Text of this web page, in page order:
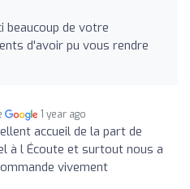
beaucoup de votre
d'avoir pu vous rendre
1 year ago
accueil de la part de
à l Écoute et surtout nous a
vivement